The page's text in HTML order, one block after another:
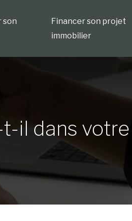
son
Financer son projet
immobilier
il dans